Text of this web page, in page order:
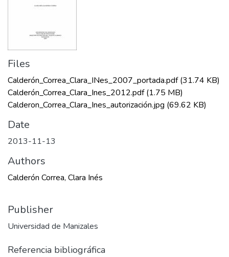
Files
Calderón_Correa_Clara_INes_2007_portada.pdf(31.74 KB)
Calderón_Correa_Clara_Ines_2012.pdf(1.75 MB)
Calderon_Correa_Clara_Ines_autorización.jpg (69.62 KB)
Date
2013-11-13
Authors
Calderón Correa, Clara Inés
Publisher
Universidad de Manizales
Referencia bibliográfica